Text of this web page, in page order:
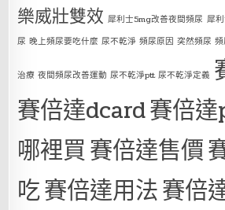
樂威壯雙效 犀利士5mg改善夜間頻尿 犀
尿 晚上頻尿要吃什麼 尿不乾淨 頻尿原因 突然頻尿
治療 夜間頻尿改善運動 尿不乾淨ptt 尿不乾淨定義
賽倍達dcard賽倍
哪裡買賽倍達售價
吃賽倍達用法賽倍